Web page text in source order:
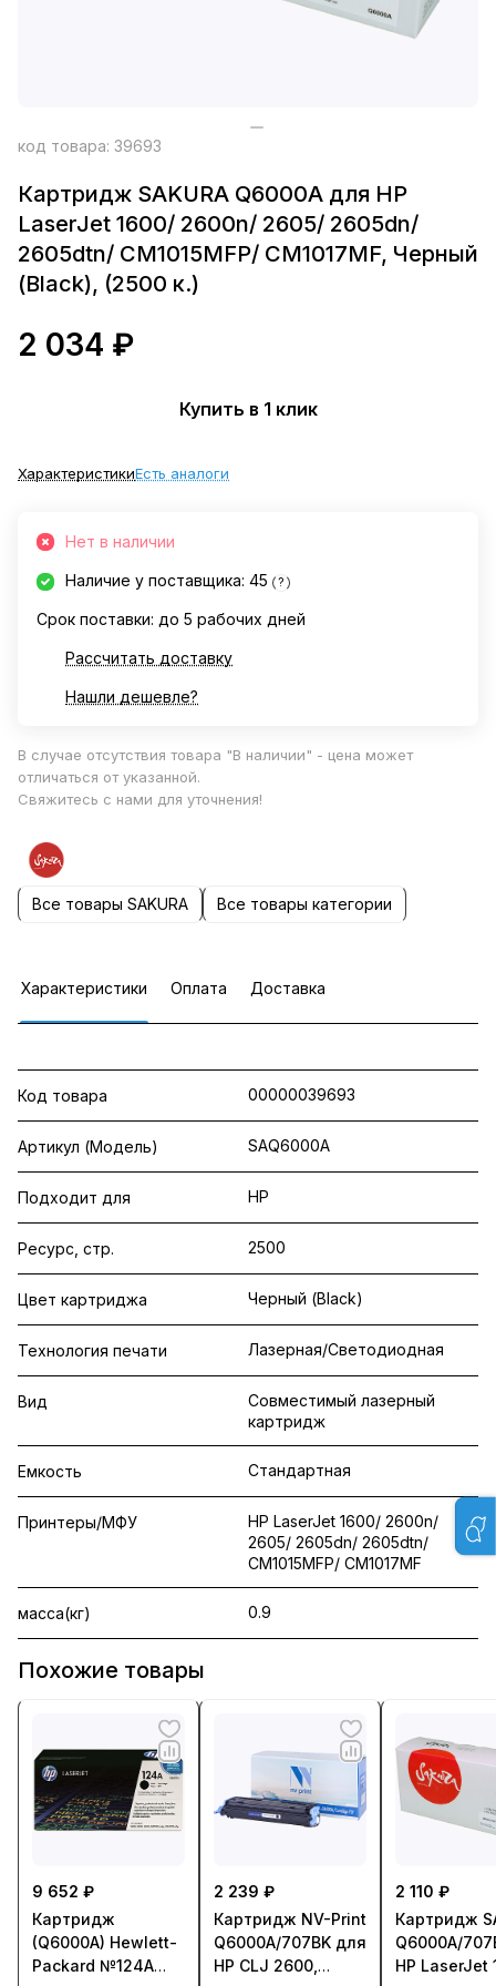
код товара: 39693
Картридж SAKURA Q6000A для HP
LaserJet 1600/ 2600n/ 2605/ 2605dn/
2605dtn/ CM1015MFP/ CM1017MF, Черный
(Black), (2500 к.)
2 034 ₽
Купить в 1 клик
ХарактеристикиЕсть аналоги
Нет в наличии
Наличие у поставщика: 45 ?
Срок поставки: до 5 рабочих дней
Рассчитать доставку
Нашли дешевле?
В случае отсутствия товара "В наличии" - цена может
отличаться от указанной.
Свяжитесь с нами для уточнения!
Все товары SAKURA Все товары категории
Характеристики Оплата Доставка
Код товара 00000039693
Артикул (Модель) SAQ6000A
Подходит для HP
Ресурс, стр. 2500
Цвет картриджа Черный (Black)
Технология печати Лазерная/Светодиодная
Вид
Совместимый лазерный
картридж
Емкость Стандартная
Принтеры/МФУ
HP LaserJet 1600/ 2600n/
2605/ 2605dn/ 2605dtn/
CM1015MFP/ CM1017MF
масса(кг) 0.9
Похожие товары
9 652 ₽
Картридж
(Q6000A) Hewlett-
Packard №124A
2 239 ₽
Картридж NV-Print
Q6000A/707BK для
HP CLJ 2600,
2 110 ₽
Картридж
Q6000A/
HP LaserJet